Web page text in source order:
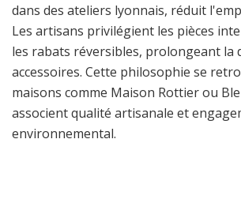
dans des ateliers lyonnais, réduit
Les artisans privilégient les pièces
les rabats réversibles, prolongeant la
accessoires. Cette philosophie se
maisons comme Maison Rottier ou
associent qualité artisanale et
environnemental.